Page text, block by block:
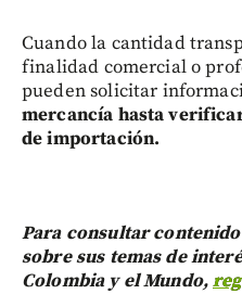
Cuando la cantidad
finalidad comercial o
pueden solicitar
mercancía hasta
de importación.
Para consultar
sobre sus temas de
Colombia y el Mundo,